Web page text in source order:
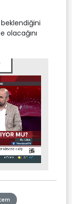
olacağını